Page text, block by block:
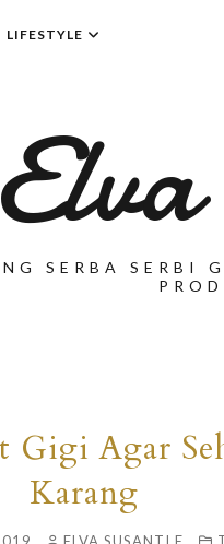
LIFESTYLE
SERBA SERBI
Gigi Agar
Karang